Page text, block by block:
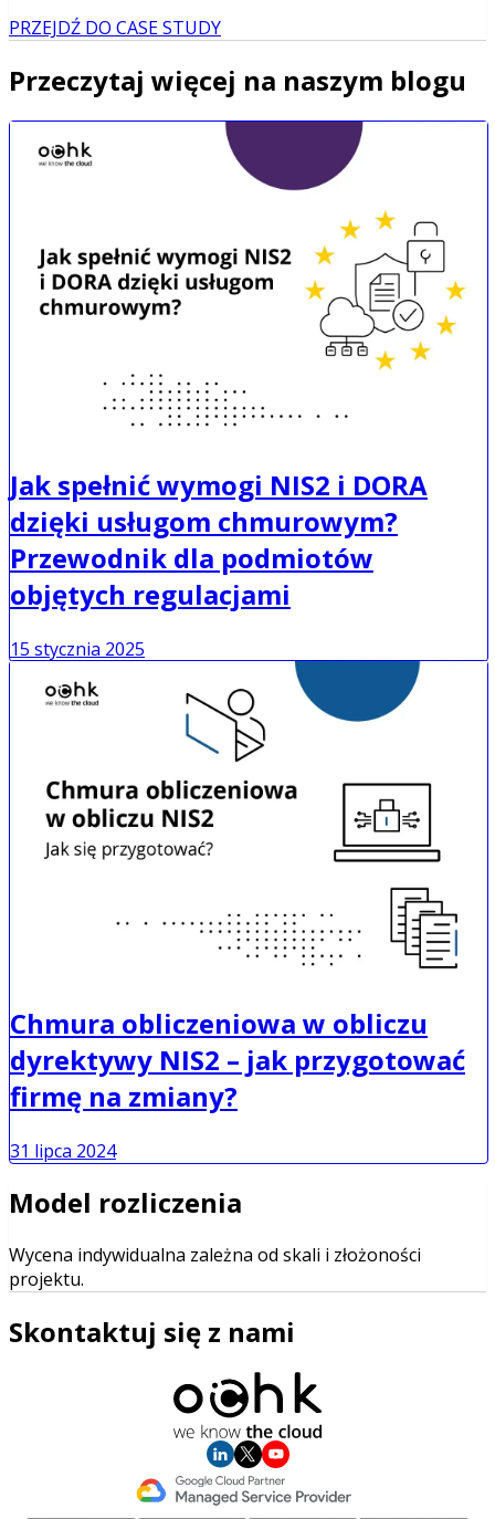
PRZEJDŹ DO CASE STUDY
Przeczytaj więcej na naszym blogu
Jak spełnić wymogi NIS2 i DORA
dzięki usługom chmurowym?
Przewodnik dla podmiotów
objętych regulacjami
15 stycznia 2025
Chmura obliczeniowa w obliczu
dyrektywy NIS2 – jak przygotować
firmę na zmiany?
31 lipca 2024
Model rozliczenia
Wycena indywidualna zależna od skali i złożoności
projektu.
Skontaktuj się z nami